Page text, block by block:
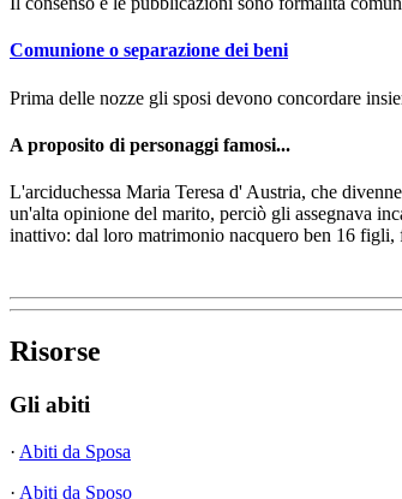
Comunione o separazione dei beni
Prima delle nozze gli sposi devono concordare
A proposito di personaggi famosi...
L'arciduchessa Maria Teresa d' Austria, che
un'alta opinione del marito, perciò gli assegnava
inattivo: dal loro matrimonio nacquero ben 16
Risorse
Gli abiti
· Abiti da Sposa
· Abiti da Sposo